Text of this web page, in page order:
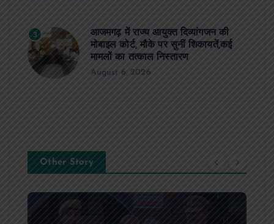
3
आजमगढ़ में राज्य आयुक्त दिव्यांगजन की
मोबाइल कोर्ट, मौके पर सुनीं शिकायतें,कई
मामलों का तत्काल निस्तारण
August 6, 2026
Other Story